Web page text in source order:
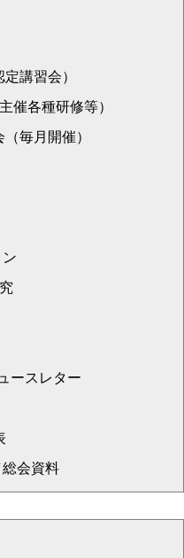
講習会）
催各種研修等）
毎月開催）
ースレター
総会資料